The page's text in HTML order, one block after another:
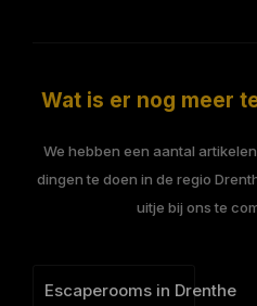
Wat is er nog meer
We hebben een aantal
dingen te doen in de regio
uitje bij ons te
Escaperooms in Drenthe